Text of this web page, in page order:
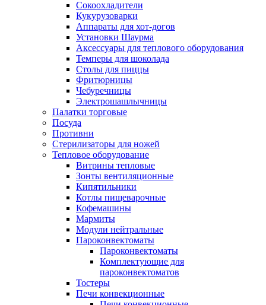
Сокоохладители
Кукурузоварки
Аппараты для хот-догов
Установки Шаурма
Аксессуары для теплового оборудования
Темперы для шоколада
Столы для пиццы
Фритюрницы
Чебуречницы
Электрошашлычницы
Палатки торговые
Посуда
Противни
Стерилизаторы для ножей
Тепловое оборудование
Витрины тепловые
Зонты вентиляционные
Кипятильники
Котлы пищеварочные
Кофемашины
Мармиты
Модули нейтральные
Пароконвектоматы
Пароконвектоматы
Комплектующие для
пароконвектоматов
Тостеры
Печи конвекционные